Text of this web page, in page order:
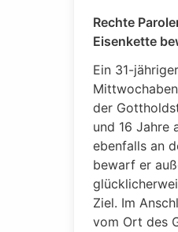
Rechte
Eisenkette
Ein 31-
der
und 16 Jahre
ebenfalls an
bewarf er
Ziel. Im
vom Ort des